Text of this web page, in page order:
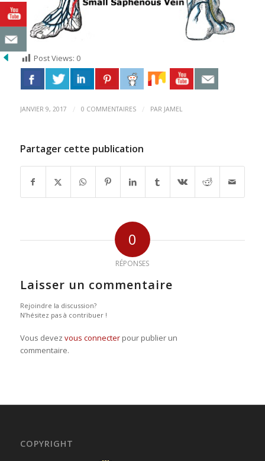
Post Views: 0
JANVIER 9, 2017 / 0 COMMENTAIRES / PAR JAMEL
Partager cette publication
0
RÉPONSES
Laisser un commentaire
Rejoindre la discussion?
N’hésitez pas à contribuer !
Vous devez vous connecterpour publier un
commentaire.
COPYRIGHT